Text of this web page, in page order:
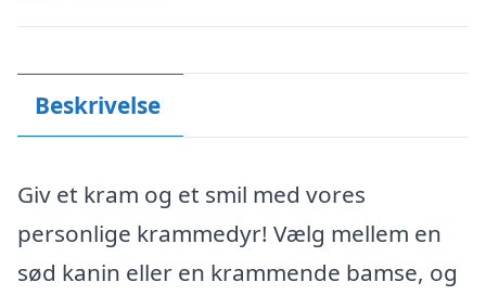
Beskrivelse
Giv et kram og et smil med vores
personlige krammedyr! Vælg mellem en
sød kanin eller en krammende bamse, og